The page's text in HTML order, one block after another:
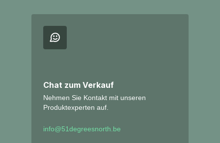
Chat zum Verkauf
Nehmen Sie Kontakt mit unseren
Produktexperten auf.
info@51degreesnorth.be